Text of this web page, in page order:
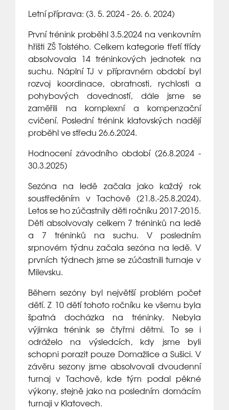
Letní příprava: (3. 5. 2024 - 26. 6. 2024)
První trénink proběhl 3.5.2024 na venkovním
hřišti ZŠ Tolstého. Celkem kategorie třetí třídy
absolvovala 14 tréninkových jednotek na
suchu. Náplní TJ v přípravném období byl
rozvoj koordinace, obratnosti, rychlosti a
pohybových dovedností, dále jsme se
zaměřili na komplexní a kompenzační
cvičení. Poslední trénink klatovských nadějí
proběhl ve středu 26.6.2024.
Hodnocení závodního období (26.8.2024 -
30.3.2025)
Sezóna na ledě začala jako každý rok
soustředěním v Tachově (21.8.-25.8.2024).
Letos se ho zúčastnily děti ročníku 2017-2015.
Děti absolvovaly celkem 7 tréninků na ledě
a 7 tréninků na suchu. V posledním
srpnovém týdnu začala sezóna na ledě. V
prvních týdnech jsme se zúčastnili turnaje v
Milevsku.
Během sezóny byl největší problém počet
dětí. Z 10 dětí tohoto ročníku ke všemu byla
špatná docházka na tréninky. Nebyla
výjimka trénink se čtyřmi dětmi. To se i
odráželo na výsledcích, kdy jsme byli
schopni porazit pouze Domažlice a Sušici. V
závěru sezony jsme absolvovali dvoudenní
turnaj v Tachově, kde tým podal pěkné
výkony, stejně jako na posledním domácím
turnaji v Klatovech.